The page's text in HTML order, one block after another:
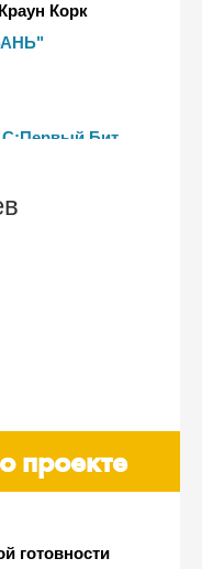
Корк
Бит,
проекте
готовности